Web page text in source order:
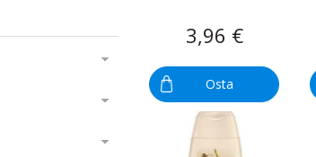
3,96 €
Osta